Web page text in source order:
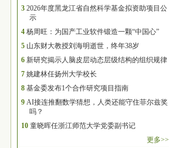
3 2026年度黑龙江省自然科学基金拟资助项目公
示
4 杨周旺：为国产工业软件锻造一颗“中国心”
5 山东财大教授刘海明逝世，终年38岁
6 新研究揭示人脑皮层动态层级结构的组织规律
7 姚建林任扬州大学校长
8 基金委发布1个合作研究项目指南
9 AI接连推翻数学猜想，人类还能守住菲尔兹奖
吗？
10 童晓晖任浙江师范大学党委副书记
更多>>